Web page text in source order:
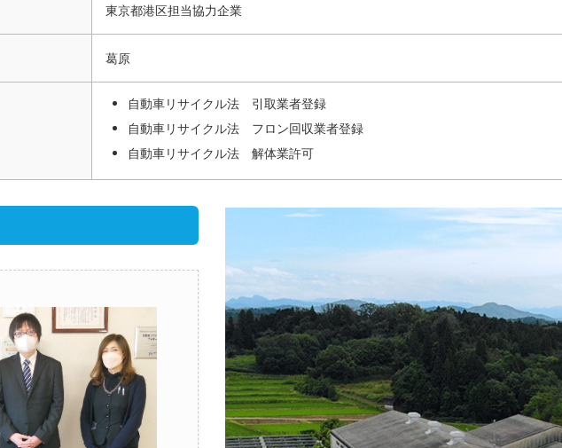
東京都港区担当協力企業
葛原
自動車リサイクル法 引取業者登録
自動車リサイクル法 フロン回収業者登録
自動車リサイクル法 解体業許可